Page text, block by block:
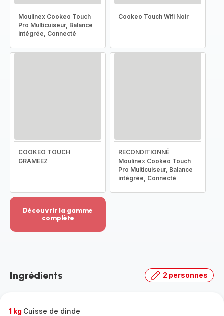
Moulinex Cookeo Touch
Pro Multicuiseur, Balance
intégrée, Connecté
Cookeo Touch Wifi Noir
COOKEO TOUCH
GRAMEEZ
RECONDITIONNÉ
Moulinex Cookeo Touch
Pro Multicuiseur, Balance
intégrée, Connecté
Découvrir la gamme
complète
-
gamme
Ingrédients 2 personnes
1 kg Cuisse de dinde